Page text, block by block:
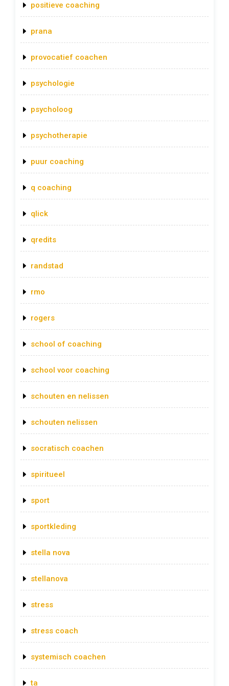
positieve coaching
prana
provocatief coachen
psychologie
psycholoog
psychotherapie
puur coaching
q coaching
qlick
qredits
randstad
rmo
rogers
school of coaching
school voor coaching
schouten en nelissen
schouten nelissen
socratisch coachen
spiritueel
sport
sportkleding
stella nova
stellanova
stress
stress coach
systemisch coachen
ta